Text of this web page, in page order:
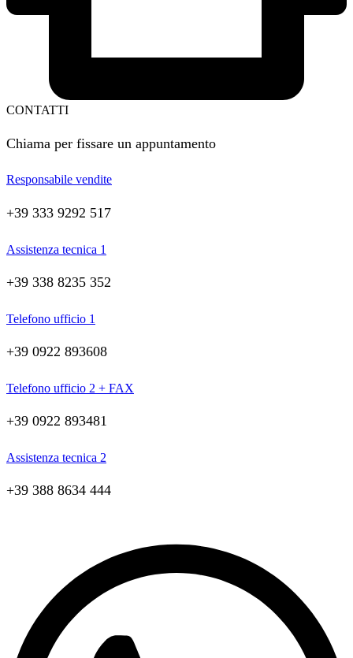
CONTATTI
Chiama per fissare un appuntamento
Responsabile vendite
+39 333 9292 517
Assistenza tecnica 1
+39 338 8235 352
Telefono ufficio 1
+39 0922 893608
Telefono ufficio 2 + FAX
+39 0922 893481
Assistenza tecnica 2
+39 388 8634 444